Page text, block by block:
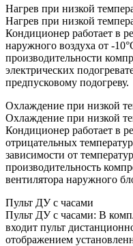
Нагрев при низкой
Нагрев при низкой
Кондиционер работает в
наружного воздуха от -
производительности
электрических
предпусковому подогреву.
Охлаждение при низкой
Охлаждение при низкой
Кондиционер работает в
отрицательных
зависимости от
производительность
вентилятора наружного
Пульт ДУ с часами
Пульт ДУ с часами: В
входит пульт
отображением